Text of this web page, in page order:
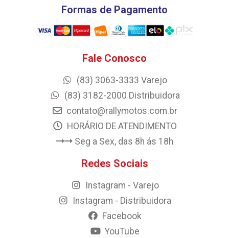
Formas de Pagamento
Fale Conosco
(83) 3063-3333 Varejo
(83) 3182-2000 Distribuidora
contato@rallymotos.com.br
HORÁRIO DE ATENDIMENTO
Seg a Sex, das 8h ás 18h
Redes Sociais
Instagram - Varejo
Instagram - Distribuidora
Facebook
YouTube